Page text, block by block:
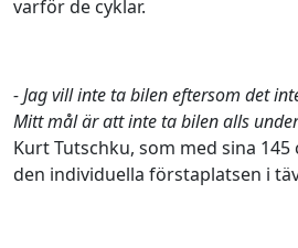
varför de cyklar.
- Jag vill inte ta bilen eftersom det
Mitt mål är att inte ta bilen alls
KurtTutschku, som med sina
den individuella förstaplatsen i